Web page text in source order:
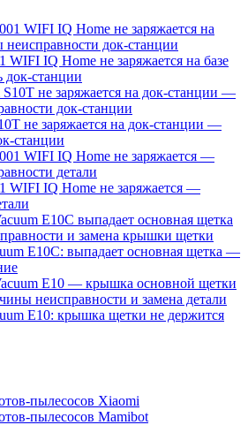
WIFI IQ Home не заряжается на базе
док-станции
не заряжается на док-станции —
станции
WIFI IQ Home не заряжается —
E10C: выпадает основная щетка —
E10: крышка щетки не держится
пылесосов Xiaomi
пылесосов Mamibot